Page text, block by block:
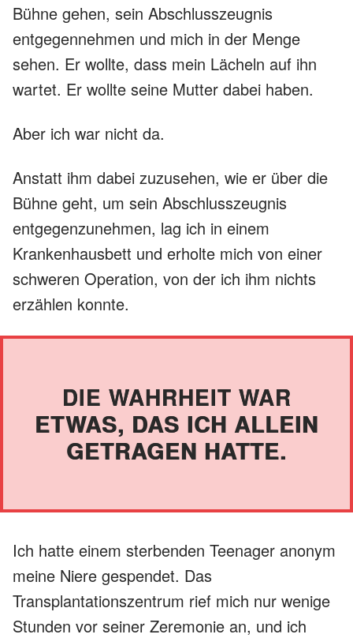
Bühne gehen, sein Abschlusszeugnis
entgegennehmen und mich in der Menge
sehen. Er wollte, dass mein Lächeln auf ihn
wartet. Er wollte seine Mutter dabei haben.
Aber ich war nicht da.
Anstatt ihm dabei zuzusehen, wie er über die
Bühne geht, um sein Abschlusszeugnis
entgegenzunehmen, lag ich in einem
Krankenhausbett und erholte mich von einer
schweren Operation, von der ich ihm nichts
erzählen konnte.
DIE WAHRHEIT WAR
ETWAS, DAS ICH ALLEIN
GETRAGEN HATTE.
Ich hatte einem sterbenden Teenager anonym
meine Niere gespendet. Das
Transplantationszentrum rief mich nur wenige
Stunden vor seiner Zeremonie an, und ich